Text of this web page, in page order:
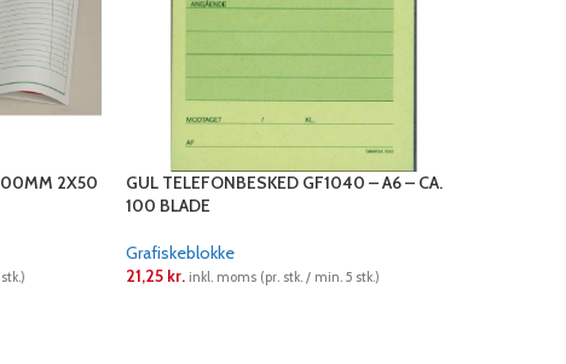
2X50
GUL TELEFONBESKED GF1040 – A6 – CA.
100 BLADE
Grafiskeblokke
21,25 kr. inkl. moms (pr. stk. / min. 5 stk.)